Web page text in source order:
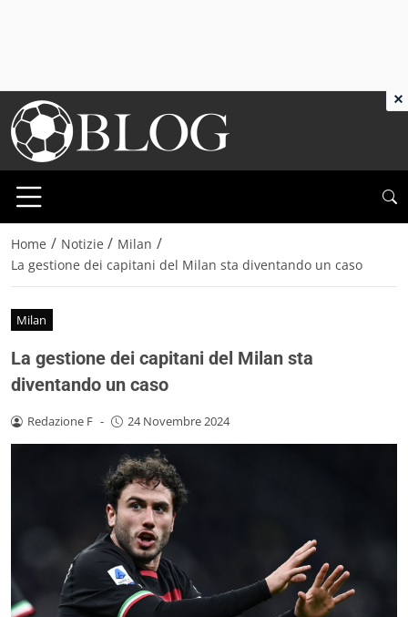
Home / Notizie / Milan /
La gestione dei capitani del Milan sta diventando un caso
Milan
La gestione dei capitani del Milan sta
diventando un caso
Redazione F - 24 Novembre 2024
×